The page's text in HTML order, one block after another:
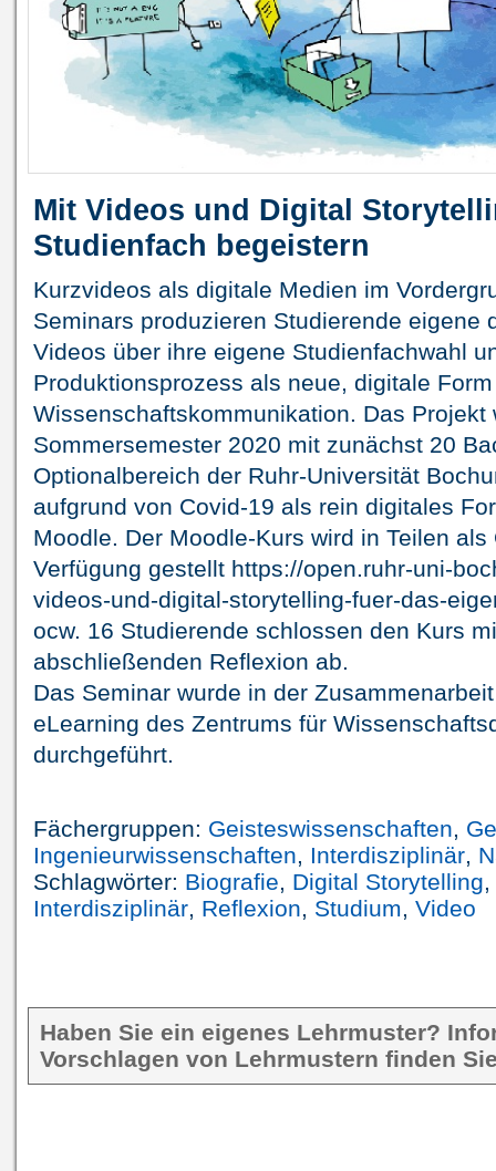
Mit Videos und Digital
Studienfach begeistern
Kurzvideos als digitale Medien im
Seminars produzieren Studierende eigene
Videos über ihre eigene Studienfachwahl
Produktionsprozess als neue, digitale
Wissenschaftskommunikation. Das Projekt
Sommersemester 2020 mit zunächst 20
Optionalbereich der Ruhr-Universität
aufgrund von Covid-19 als rein digitales
Moodle. Der Moodle-Kurs wird in Teilen
Verfügung gestellt https://open.ruhr-uni-
videos-und-digital-storytelling-fuer-das-
ocw. 16 Studierende schlossen den Kurs
abschließenden Reflexion ab.
Das Seminar wurde in der
eLearning des Zentrums für
durchgeführt.
Fächergruppen: Geisteswissenschaften,
Ingenieurwissenschaften, Interdisziplinär,
Schlagwörter: Biografie, Digital Storytelling,
Interdisziplinär, Reflexion, Studium, Video
Haben Sie ein eigenes Lehrmuster?
Vorschlagen von Lehrmustern finden